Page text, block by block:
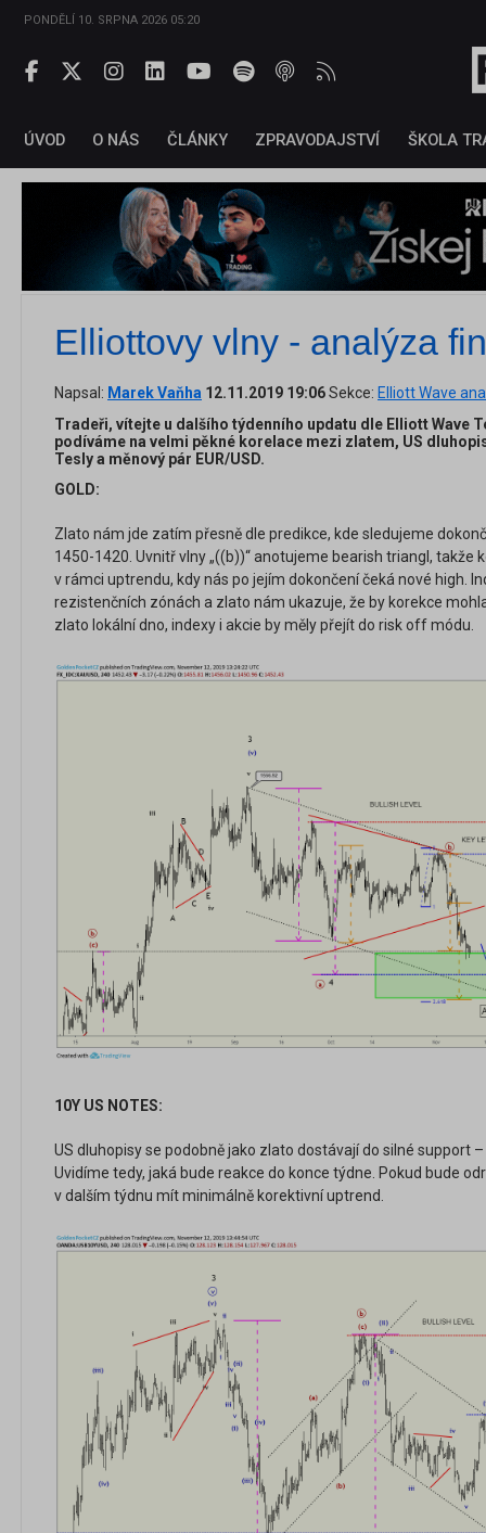
PONDĚLÍ 10. SRPNA 2026 05:20
ÚVOD O NÁS ČLÁNKY ZPRAVODAJSTVÍ ŠKOLA
Elliottovy vlny - analýza
Napsal: Marek Vaňha 12.11.2019 19:06Sekce: Elliott Wave
Tradeři, vítejte u dalšího týdenního updatu dle Elliott Wave
podíváme na velmi pěkné korelace mezi zlatem, US
Tesly a měnový pár EUR/USD.
GOLD:
Zlato nám jde zatím přesně dle predikce, kde sledujeme
1450-1420. Uvnitř vlny „((b))“ anotujeme bearish triangl, takže
v rámci uptrendu, kdy nás po jejím dokončení čeká nové high.
rezistenčních zónách a zlato nám ukazuje, že by korekce
zlato lokální dno, indexy i akcie by měly přejít do risk off módu.
10Y US NOTES:
US dluhopisy se podobně jako zlato dostávají do silné support –
Uvidíme tedy, jaká bude reakce do konce týdne. Pokud bude
v dalším týdnu mít minimálně korektivní uptrend.